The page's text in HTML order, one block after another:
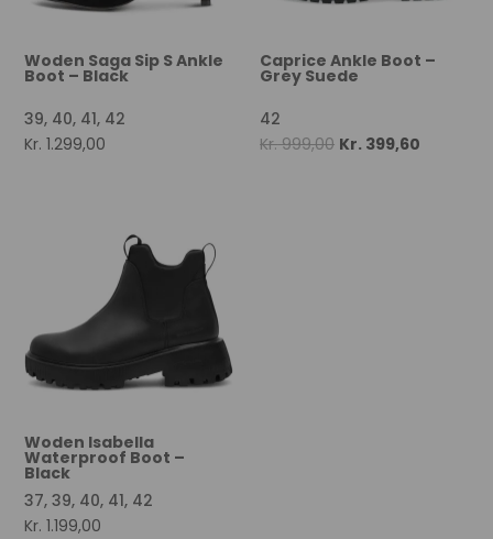
Woden Saga Sip S Ankle
Boot – Black
39, 40, 41, 42
Kr. 1.299,00
Caprice Ankle Boot –
Grey Suede
42
Kr.999,00 Original
Kr. 399,60
Woden Isabella
Waterproof Boot –
Black
37, 39, 40, 41, 42
Kr. 1.199,00